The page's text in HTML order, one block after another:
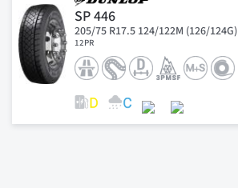
SP 446
205/75 R17.5 124/122M (126/124G)
12PR